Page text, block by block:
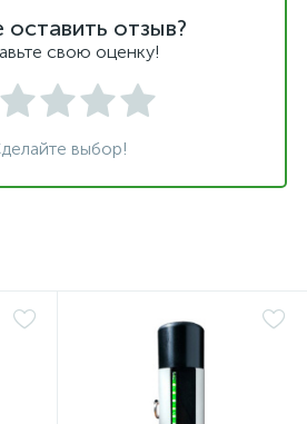
оставить отзыв?
свою оценку!
выбор!